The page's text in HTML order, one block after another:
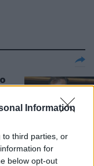
Information
to third parties, or
for
below opt-out